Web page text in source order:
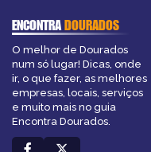
ENCONTRADOURADOS
O melhor de Dourados
num só lugar! Dicas, onde
ir, o que fazer, as melhores
empresas, locais, serviços
e muito mais no guia
Encontra Dourados.